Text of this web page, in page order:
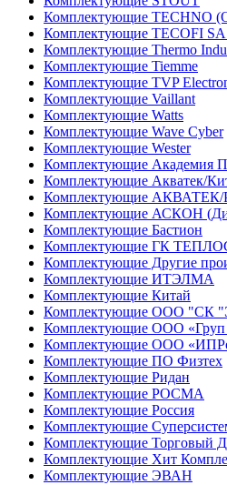
Комплектующие TECHNO
Комплектующие TECOFI
Комплектующие Thermo
Комплектующие Tiemme
Комплектующие TVP
Комплектующие Vaillant
Комплектующие Watts
Комплектующие Wave Cyber
Комплектующие Wester
Комплектующие Академия
Комплектующие Акватек/
Комплектующие АКВАТЕК/
Комплектующие АСКОН
Комплектующие Бастион
Комплектующие ГК
Комплектующие Другие
Комплектующие ИТЭЛМА
Комплектующие Китай
Комплектующие ООО "СК
Комплектующие ООО «Груп
Комплектующие ООО
Комплектующие ПО Физтех
Комплектующие Ридан
Комплектующие РОСМА
Комплектующие Россия
Комплектующие
Комплектующие Торговый
Комплектующие Хит
Комплектующие ЭВАН